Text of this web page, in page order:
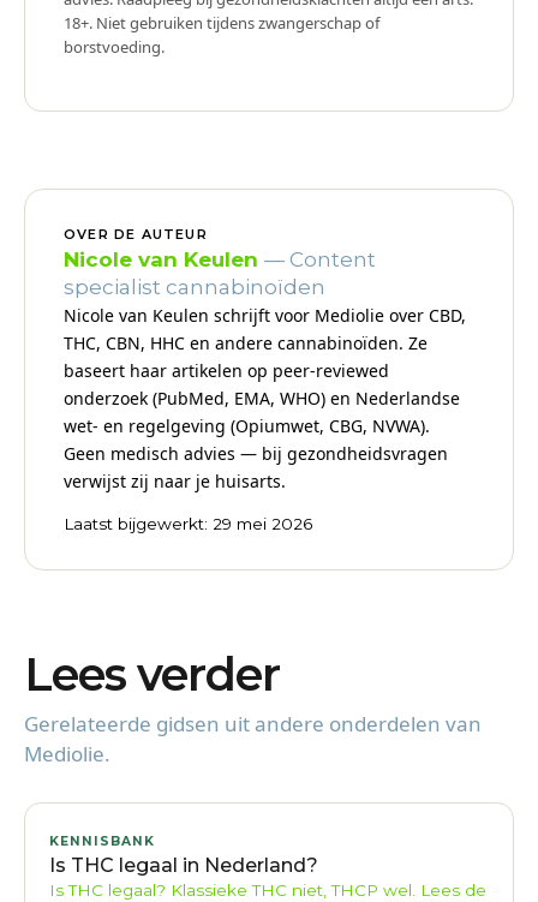
18+. Niet gebruiken tijdens zwangerschap of
borstvoeding.
OVER DE AUTEUR
Nicole van Keulen — Content
specialist cannabinoïden
Nicole van Keulen schrijft voor Mediolie over CBD,
THC, CBN, HHC en andere cannabinoïden. Ze
baseert haar artikelen op peer-reviewed
onderzoek (PubMed, EMA, WHO) en Nederlandse
wet- en regelgeving (Opiumwet, CBG, NVWA).
Geen medisch advies — bij gezondheidsvragen
verwijst zij naar je huisarts.
Laatst bijgewerkt: 29 mei 2026
Lees verder
Gerelateerde gidsen uit andere onderdelen van
Mediolie.
KENNISBANK
Is THC legaal in Nederland?
Is THC legaal? Klassieke THC niet, THCP wel. Lees de